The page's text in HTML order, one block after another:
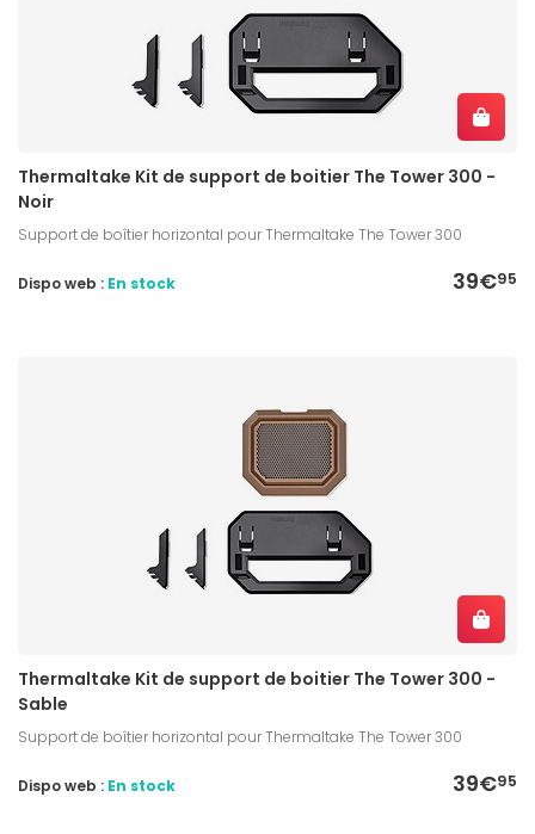
Thermaltake Kit de support de boitier The Tower 300 -
Noir
Support de boîtier horizontal pour Thermaltake The Tower 300
39€95
Dispo web : En stock
Thermaltake Kit de support de boitier The Tower 300 -
Sable
Support de boîtier horizontal pour Thermaltake The Tower 300
39€95
Dispo web : En stock